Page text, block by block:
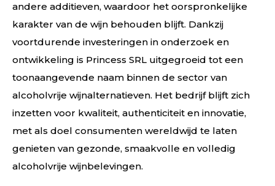
andere additieven, waardoor het oorspronkelijke
karakter van de wijn behouden blijft. Dankzij
voortdurende investeringen in onderzoek en
ontwikkeling is Princess SRL uitgegroeid tot een
toonaangevende naam binnen de sector van
alcoholvrije wijnalternatieven. Het bedrijf blijft zich
inzetten voor kwaliteit, authenticiteit en innovatie,
met als doel consumenten wereldwijd te laten
genieten van gezonde, smaakvolle en volledig
alcoholvrije wijnbelevingen.